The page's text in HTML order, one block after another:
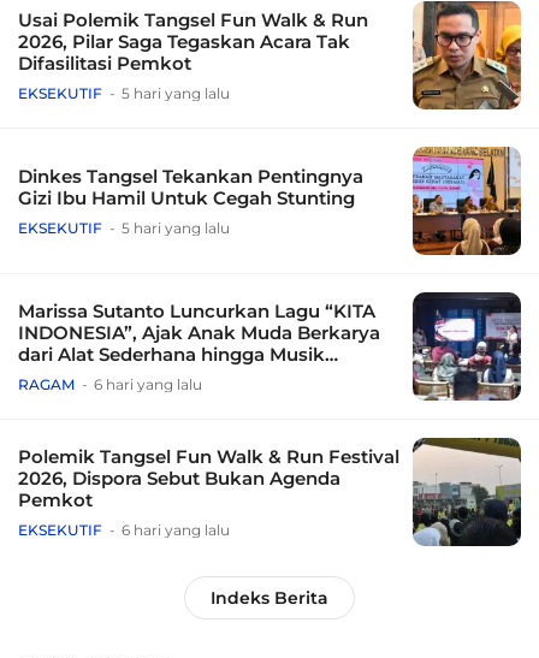
Usai Polemik Tangsel Fun Walk & Run
2026, Pilar Saga Tegaskan Acara Tak
Difasilitasi Pemkot
EKSEKUTIF 5 hari yang lalu
Dinkes Tangsel Tekankan Pentingnya
Gizi Ibu Hamil Untuk Cegah Stunting
EKSEKUTIF 5 hari yang lalu
Marissa Sutanto Luncurkan Lagu “KITA
INDONESIA”, Ajak Anak Muda Berkarya
dari Alat Sederhana hingga Musik
Tradisional
RAGAM 6 hari yang lalu
Polemik Tangsel Fun Walk & Run Festival
2026, Dispora Sebut Bukan Agenda
Pemkot
EKSEKUTIF 6 hari yang lalu
Indeks Berita